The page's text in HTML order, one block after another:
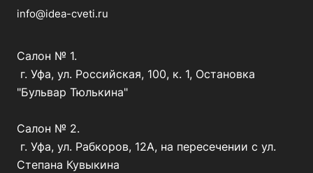
info@idea-cveti.ru
Салон № 1.
г. Уфа, ул. Российская, 100, к. 1, Остановка
"Бульвар Тюлькина"
Салон № 2.
г. Уфа, ул. Рабкоров, 12А, на пересечении с ул.
Степана Кувыкина